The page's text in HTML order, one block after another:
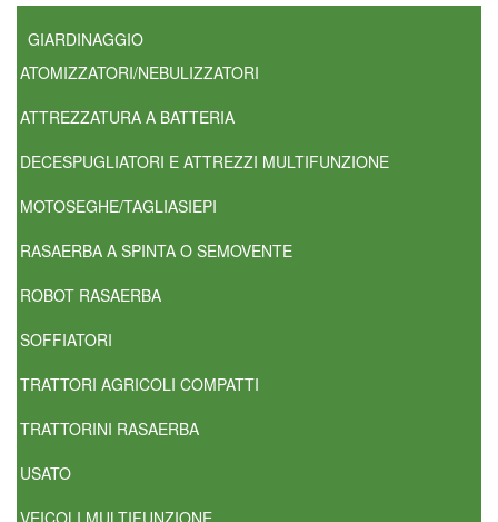
GIARDINAGGIO
ATOMIZZATORI/NEBULIZZATORI
ATTREZZATURA A BATTERIA
DECESPUGLIATORI E ATTREZZI MULTIFUNZIONE
MOTOSEGHE/TAGLIASIEPI
RASAERBA A SPINTA O SEMOVENTE
ROBOT RASAERBA
SOFFIATORI
TRATTORI AGRICOLI COMPATTI
TRATTORINI RASAERBA
USATO
VEICOLI MULTIFUNZIONE